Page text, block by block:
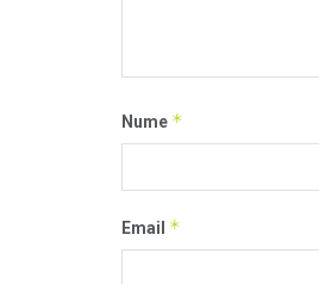
Nume *
Email *